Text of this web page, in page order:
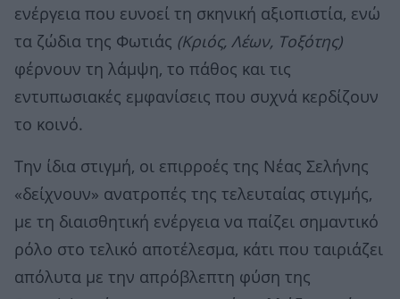
ενέργεια που ευνοεί τη σκηνική αξιοπιστία, ενώ
τα ζώδια της Φωτιάς (Κριός, Λέων, Τοξότης)
φέρνουν τη λάμψη, το πάθος και τις
εντυπωσιακές εμφανίσεις που συχνά κερδίζουν
το κοινό.
Την ίδια στιγμή, οι επιρροές της Νέας Σελήνης
«δείχνουν» ανατροπές της τελευταίας στιγμής,
με τη διαισθητική ενέργεια να παίζει σημαντικό
ρόλο στο τελικό αποτέλεσμα, κάτι που ταιριάζει
απόλυτα με την απρόβλεπτη φύση της